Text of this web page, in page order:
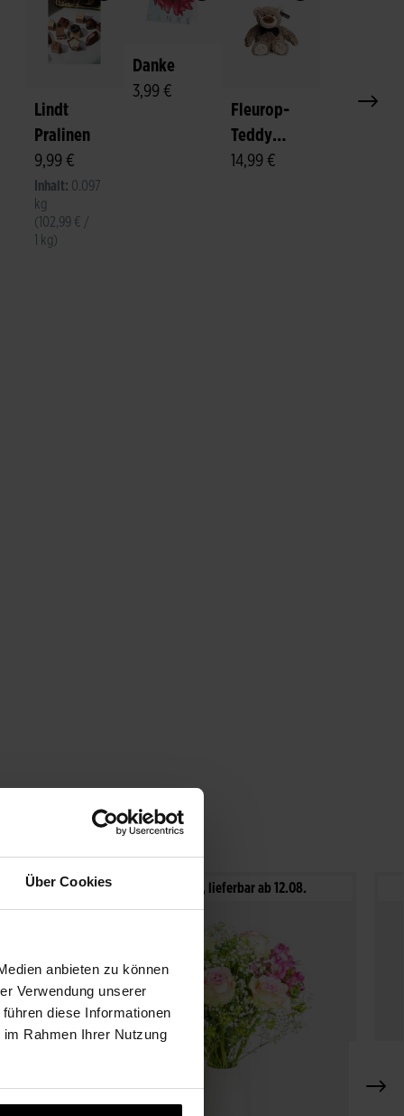
Über Cookies
anbieten zu können
Verwendung unserer
diese Informationen
Rahmen Ihrer Nutzung
Lindt
Pralinen
9,99 €
Inhalt: 0.097
kg
(102,99 € /
1 kg)
Danke
3,99 €
Fleurop-
Teddy
"Felix"
14,99 €
Paketversand, lieferbar ab 12.08.